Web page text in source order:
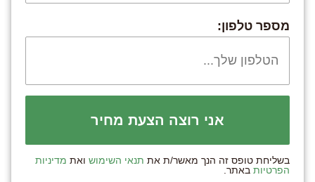
מספר טלפון:
בשליחת טופס זה הנך מאשר/ת את תנאי השימוש ואת מדיניות
הפרטיות באתר.